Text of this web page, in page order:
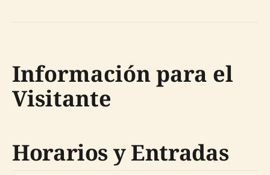
Información para el
Visitante
Horarios y Entradas